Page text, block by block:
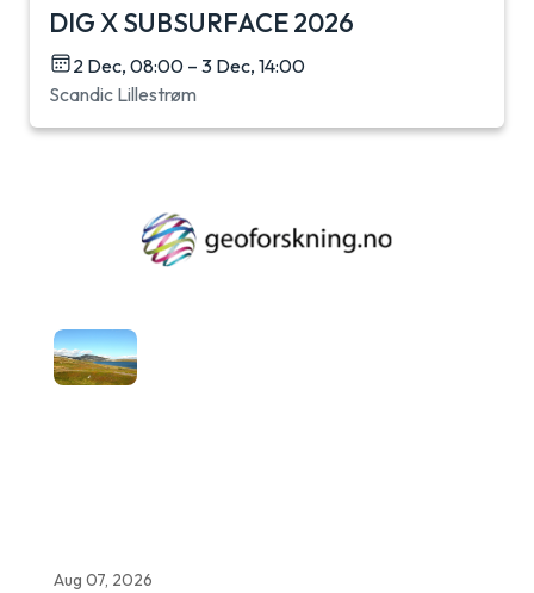
DIG X SUBSURFACE 2026
2 Dec, 08:00 – 3 Dec, 14:00
Scandic Lillestrøm
Aug 07, 2026